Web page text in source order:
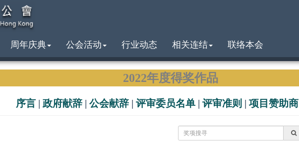
周年庆典 公会活动 行业动态 相关连结 联络本会
2022年度得奖作品
序言 | 政府献辞 | 公会献辞 | 评审委员名单 | 评审准则 | 项目赞助商